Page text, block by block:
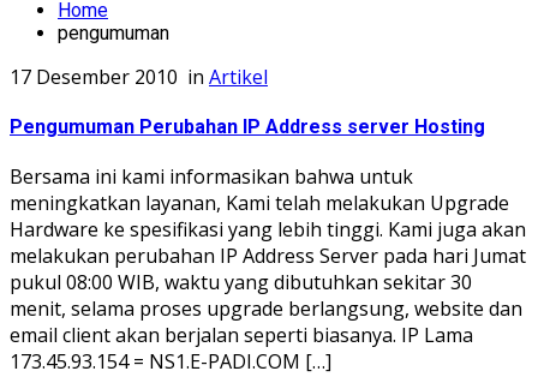
Home
pengumuman
17 Desember 2010 in Artikel
Pengumuman Perubahan IP Address server Hosting
Bersama ini kami informasikan bahwa untuk
meningkatkan layanan, Kami telah melakukan Upgrade
Hardware ke spesifikasi yang lebih tinggi. Kami juga akan
melakukan perubahan IP Address Server pada hari Jumat
pukul 08:00 WIB, waktu yang dibutuhkan sekitar 30
menit, selama proses upgrade berlangsung, website dan
email client akan berjalan seperti biasanya. IP Lama
173.45.93.154 = NS1.E-PADI.COM […]